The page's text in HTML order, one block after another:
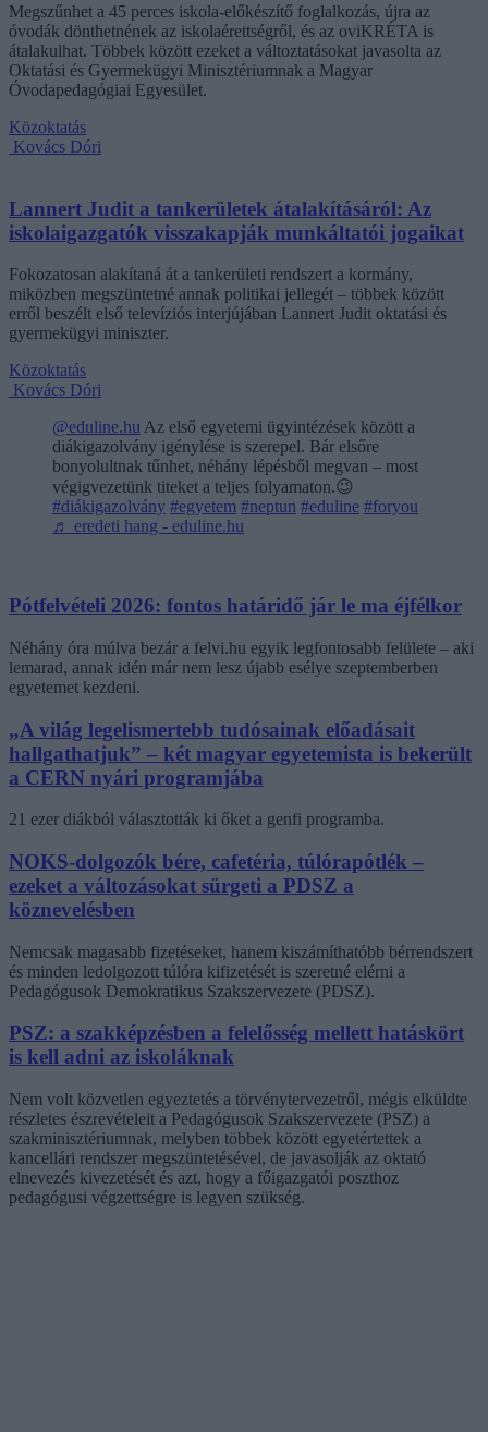
Megszűnhet a 45 perces iskola-előkészítő foglalkozás, újra az
óvodák dönthetnének az iskolaérettségről, és az oviKRÉTA is
átalakulhat. Többek között ezeket a változtatásokat javasolta az
Oktatási és Gyermekügyi Minisztériumnak a Magyar
Óvodapedagógiai Egyesület.
Közoktatás
Kovács Dóri
Lannert Judit a tankerületek átalakításáról: Az
iskolaigazgatók visszakapják munkáltatói jogaikat
Fokozatosan alakítaná át a tankerületi rendszert a kormány,
miközben megszüntetné annak politikai jellegét – többek között
erről beszélt első televíziós interjújában Lannert Judit oktatási és
gyermekügyi miniszter.
Közoktatás
Kovács Dóri
@eduline.hu Az első egyetemi ügyintézések között a
diákigazolvány igénylése is szerepel. Bár elsőre
bonyolultnak tűnhet, néhány lépésből megvan – most
végigvezetünk titeket a teljes folyamaton.😉
#diákigazolvány #egyetem #neptun #eduline #foryou
♬ eredeti hang - eduline.hu
Pótfelvételi 2026: fontos határidő jár le ma éjfélkor
Néhány óra múlva bezár a felvi.hu egyik legfontosabb felülete – aki
lemarad, annak idén már nem lesz újabb esélye szeptemberben
egyetemet kezdeni.
„A világ legelismertebb tudósainak előadásait
hallgathatjuk” – két magyar egyetemista is bekerült
a CERN nyári programjába
21 ezer diákból választották ki őket a genfi programba.
NOKS-dolgozók bére, cafetéria, túlórapótlék –
ezeket a változásokat sürgeti a PDSZ a
köznevelésben
Nemcsak magasabb fizetéseket, hanem kiszámíthatóbb bérrendszert
és minden ledolgozott túlóra kifizetését is szeretné elérni a
Pedagógusok Demokratikus Szakszervezete (PDSZ).
PSZ: a szakképzésben a felelősség mellett hatáskört
is kell adni az iskoláknak
Nem volt közvetlen egyeztetés a törvénytervezetről, mégis elküldte
részletes észrevételeit a Pedagógusok Szakszervezete (PSZ) a
szakminisztériumnak, melyben többek között egyetértettek a
kancellári rendszer megszüntetésével, de javasolják az oktató
elnevezés kivezetését és azt, hogy a főigazgatói poszthoz
pedagógusi végzettségre is legyen szükség.